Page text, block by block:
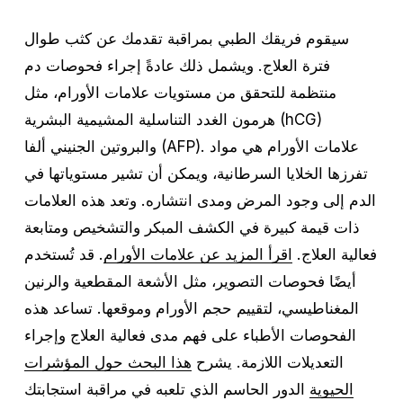
سيقوم فريقك الطبي بمراقبة تقدمك عن كثب طوال
فترة العلاج. ويشمل ذلك عادةً إجراء فحوصات دم
منتظمة للتحقق من مستويات علامات الأورام، مثل
هرمون الغدد التناسلية المشيمية البشرية (hCG)
والبروتين الجنيني ألفا (AFP). علامات الأورام هي مواد
تفرزها الخلايا السرطانية، ويمكن أن تشير مستوياتها في
الدم إلى وجود المرض ومدى انتشاره. وتعد هذه العلامات
ذات قيمة كبيرة في الكشف المبكر والتشخيص ومتابعة
فعالية العلاج. اقرأ المزيد عن علامات الأورام. قد تُستخدم
أيضًا فحوصات التصوير، مثل الأشعة المقطعية والرنين
المغناطيسي، لتقييم حجم الأورام وموقعها. تساعد هذه
الفحوصات الأطباء على فهم مدى فعالية العلاج وإجراء
التعديلات اللازمة. يشرح هذا البحث حول المؤشرات
الحيوية الدور الحاسم الذي تلعبه في مراقبة استجابتك